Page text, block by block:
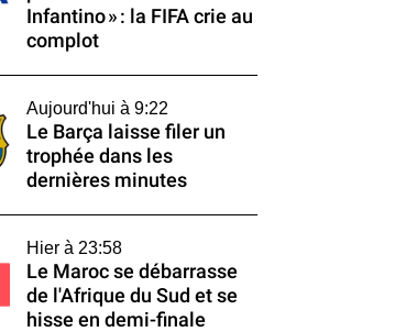
Infantino » : la FIFA crie au
complot
Aujourd'hui à 9:22
Le Barça laisse filer un
trophée dans les
dernières minutes
Hier à 23:58
Le Maroc se débarrasse
de l'Afrique du Sud et se
hisse en demi-finale